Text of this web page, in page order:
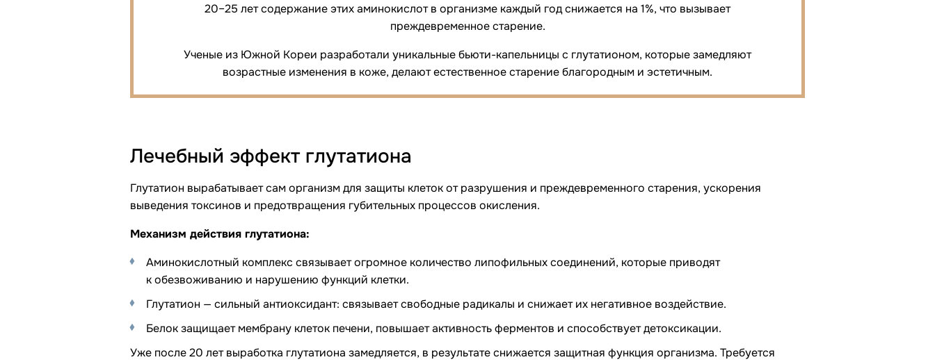
20–25 лет содержание этих аминокислот в организме каждый год снижается на 1%, что вызывает
преждевременное старение.
Ученые из Южной Кореи разработали уникальные бьюти-капельницы с глутатионом, которые замедляют
возрастные изменения в коже, делают естественное старение благородным и эстетичным.
Лечебный эффект глутатиона
Глутатион вырабатывает сам организм для защиты клеток от разрушения и преждевременного старения, ускорения
выведения токсинов и предотвращения губительных процессов окисления.
Механизм действия глутатиона:
Аминокислотный комплекс связывает огромное количество липофильных соединений, которые приводят
к обезвоживанию и нарушению функций клетки.
Глутатион — сильный антиоксидант: связывает свободные радикалы и снижает их негативное воздействие.
Белок защищает мембрану клеток печени, повышает активность ферментов и способствует детоксикации.
Уже после 20 лет выработка глутатиона замедляется, в результате снижается защитная функция организма. Требуется